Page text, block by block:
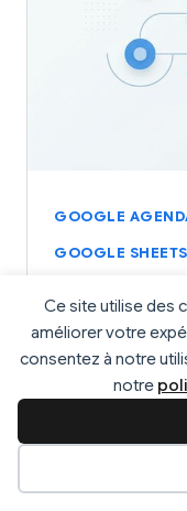
Ce site utilise des
améliorer votre
consentez à notre
notre
Préférences des
GOOGLE
GOOGLE SHEETS
Suivi temps
Agenda :
Dans un monde
l’optimisation